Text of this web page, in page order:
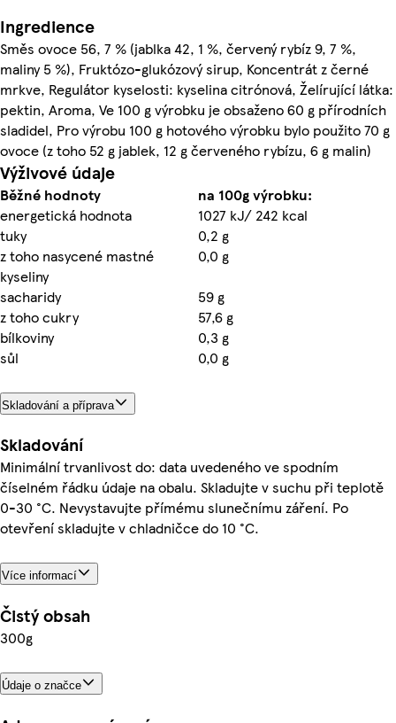
Ingredience
Směs ovoce 56, 7 % (jablka 42, 1 %, červený rybíz 9, 7 %,
maliny 5 %), Fruktózo-glukózový sirup, Koncentrát z černé
mrkve, Regulátor kyselosti: kyselina citrónová, Želírující látka:
pektin, Aroma, Ve 100 g výrobku je obsaženo 60 g přírodních
sladidel, Pro výrobu 100 g hotového výrobku bylo použito 70 g
ovoce (z toho 52 g jablek, 12 g červeného rybízu, 6 g malin)
Výživové údaje
Běžné hodnoty
na 100g výrobku:
energetická hodnota
1027 kJ/ 242 kcal
tuky
0,2 g
z toho nasycené mastné
kyseliny
0,0 g
sacharidy
59 g
z toho cukry
57,6 g
bílkoviny
0,3 g
sůl
0,0 g
Skladování a příprava
Skladování
Minimální trvanlivost do: data uvedeného ve spodním
číselném řádku údaje na obalu. Skladujte v suchu při teplotě
0-30 °C. Nevystavujte přímému slunečnímu záření. Po
otevření skladujte v chladničce do 10 °C.
Více informací
Čistý obsah
300g
Údaje o značce